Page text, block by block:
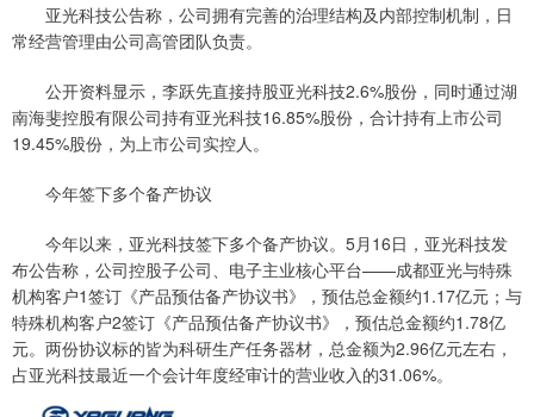
亚光科技公告称，公司拥有完善的治理结构及内部控制机制，日
常经营管理由公司高管团队负责。
公开资料显示，李跃先直接持股亚光科技2.6%股份，同时通过湖
南海斐控股有限公司持有亚光科技16.85%股份，合计持有上市公司
19.45%股份，为上市公司实控人。
今年签下多个备产协议
今年以来，亚光科技签下多个备产协议。5月16日，亚光科技发
布公告称，公司控股子公司、电子主业核心平台——成都亚光与特殊
机构客户1签订《产品预估备产协议书》，预估总金额约1.17亿元；与
特殊机构客户2签订《产品预估备产协议书》，预估总金额约1.78亿
元。两份协议标的皆为科研生产任务器材，总金额为2.96亿元左右，
占亚光科技最近一个会计年度经审计的营业收入的31.06%。